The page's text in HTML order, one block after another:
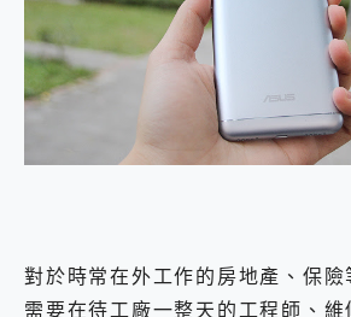
DJI Osmo Pocket 3 爽爽帶回家 歡慶 EaseUS 21 週年到來，「Slogan 海報徵稿活動」好康大放送
小巧好吸不擋鏡頭 有Qi2認證的 ONPRO MagReact MXs2 5000mAh薄型磁吸無線急速行動電源 開箱 評測
會走動的冷暖氣 SONY REON POCKET PRO 穿戴式智慧冷暖調溫裝置 開箱 評測
寶可夢飛人外掛iToolab AnyGo全新升級，GO Fest 五折優惠嗨翻天！支援 iOS/Android！
自帶線的 有線無線都能充 ONPRO MagReact M5 10000mAh 5合1 磁吸無線急速行動電源 開箱 評測
飛利浦 JS7310 ⚡【電急便｜行動儲能救車電源】 可靠的旅行夥伴！帶給您優異的安全性與強大供電效能
對於時常在外工作的房地產、保
需要在待工廠一整天的工程師、